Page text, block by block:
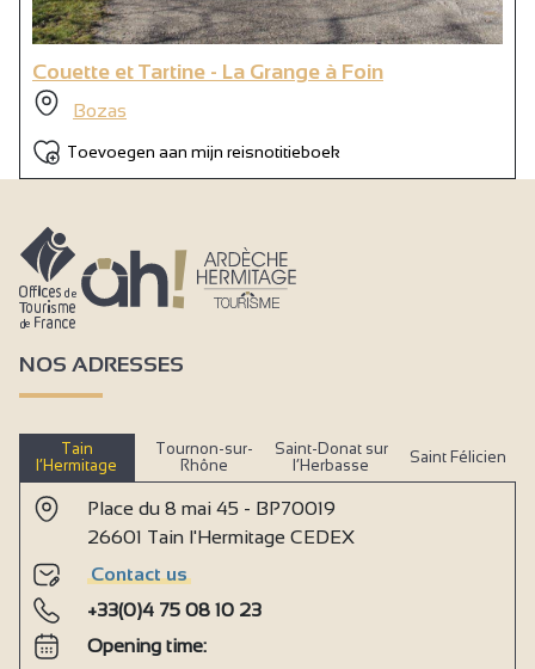
Couette et Tartine - La Grange à Foin
Bozas
Toevoegen aan mijn reisnotitieboek
NOS ADRESSES
Tain
l’Hermitage
Tournon-sur-
Rhône
Saint-Donat sur
l’Herbasse
Saint Félicien
Place du 8 mai 45 - BP70019
26601 Tain l'Hermitage CEDEX
Contact us
+33(0)4 75 08 10 23
Opening time: